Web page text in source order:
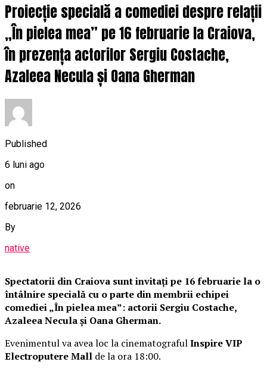
Proiecție specială a comediei despre relații
„În pielea mea” pe 16 februarie la Craiova,
în prezența actorilor Sergiu Costache,
Azaleea Necula și Oana Gherman
Published
6 luni ago
on
februarie 12, 2026
By
native
Spectatorii din Craiova sunt invitați pe 16 februarie la o
întâlnire specială cu o parte din membrii echipei
comediei „În pielea mea”: actorii Sergiu Costache,
Azaleea Necula și Oana Gherman.
Evenimentul va avea loc la cinematografulInspire VIP
Electroputere Mall de la ora 18:00.